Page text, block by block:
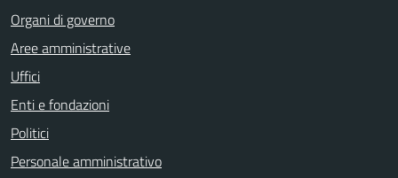
Organi di governo
Aree amministrative
Uffici
Enti e fondazioni
Politici
Personale amministrativo